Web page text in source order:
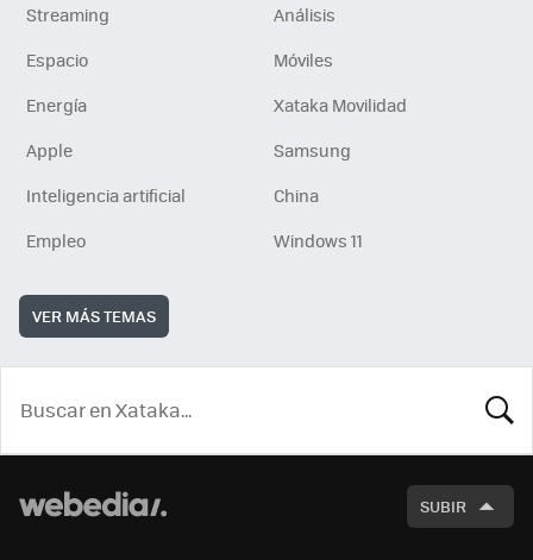
Streaming
Análisis
Espacio
Móviles
Energía
Xataka Movilidad
Apple
Samsung
Inteligencia artificial
China
Empleo
Windows 11
VER MÁS TEMAS
SUBIR